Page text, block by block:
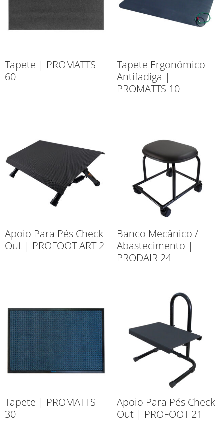
Tapete | PROMATTS
60
Tapete Ergonômico
Antifadiga |
PROMATTS 10
Apoio Para Pés Check
Out | PROFOOT ART 2
Banco Mecânico /
Abastecimento |
PRODAIR 24
Tapete | PROMATTS
30
Apoio Para Pés Check
Out | PROFOOT 21